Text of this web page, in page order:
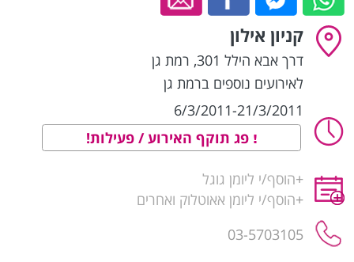
קניון אילון
דרך אבא הילל 301 , רמת גן
לאירועים נוספים ברמת גן
6/3/2011-21/3/2011
פג תוקף האירוע / פעילות!
+הוסף/י ליומן גוגל
+הוסף/י ליומן אאוטלוק ואחרים
03-5703105